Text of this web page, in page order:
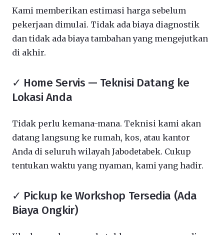
Kami memberikan estimasi harga sebelum
pekerjaan dimulai. Tidak ada biaya diagnostik
dan tidak ada biaya tambahan yang mengejutkan
di akhir.
✓ Home Servis — Teknisi Datang ke
Lokasi Anda
Tidak perlu kemana-mana. Teknisi kami akan
datang langsung ke rumah, kos, atau kantor
Anda di seluruh wilayah Jabodetabek. Cukup
tentukan waktu yang nyaman, kami yang hadir.
✓ Pickup ke Workshop Tersedia (Ada
Biaya Ongkir)